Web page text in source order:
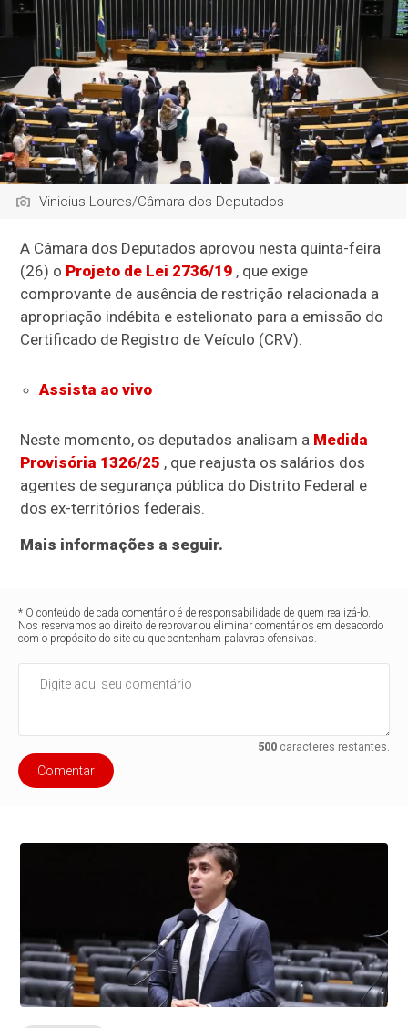
Vinicius Loures/Câmara dos Deputados
A Câmara dos Deputados aprovou nesta quinta-feira
(26) o Projeto de Lei 2736/19 , que exige
comprovante de ausência de restrição relacionada a
apropriação indébita e estelionato para a emissão do
Certificado de Registro de Veículo (CRV).
Assista ao vivo
Neste momento, os deputados analisam a Medida
Provisória 1326/25 , que reajusta os salários dos
agentes de segurança pública do Distrito Federal e
dos ex-territórios federais.
Mais informações a seguir.
* O conteúdo de cada comentário é de responsabilidade de quem realizá-lo.
Nos reservamos ao direito de reprovar ou eliminar comentários em desacordo
com o propósito do site ou que contenham palavras ofensivas.
500caracteres restantes.
Comentar